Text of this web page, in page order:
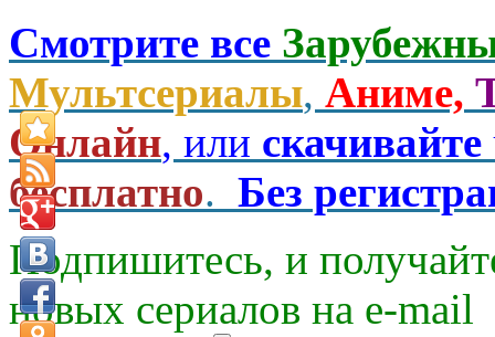
Смотрите все
Мультсериалы, Аниме,
Онлайн, или скачивайте
бесплатно. Без
Подпишитесь, и
новых сериалов на e-mаil